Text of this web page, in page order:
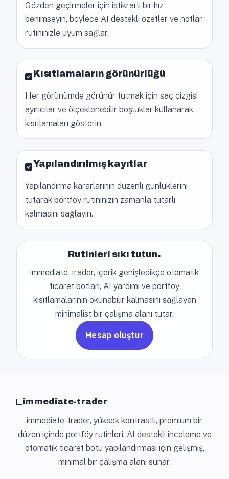
Gözden geçirmeler için istikrarlı bir hız
benimseyin, böylece AI destekli özetler ve notlar
rutininizle uyum sağlar.
Kısıtlamaların görünürlüğü
Her görünümde görünür tutmak için saç çizgisi
ayırıcılar ve ölçeklenebilir boşluklar kullanarak
kısıtlamaları gösterin.
Yapılandırılmış kayıtlar
Yapılandırma kararlarının düzenli günlüklerini
tutarak portföy rutininizin zamanla tutarlı
kalmasını sağlayın.
Rutinleri sıkı tutun.
immediate-trader, içerik genişledikçe otomatik
ticaret botları, AI yardımı ve portföy
kısıtlamalarının okunabilir kalmasını sağlayan
minimalist bir çalışma alanı tutar.
Hesap oluştur
immediate-trader
immediate-trader, yüksek kontrastlı, premium bir
düzen içinde portföy rutinleri, AI destekli inceleme ve
otomatik ticaret botu yapılandırması için gelişmiş,
minimal bir çalışma alanı sunar.